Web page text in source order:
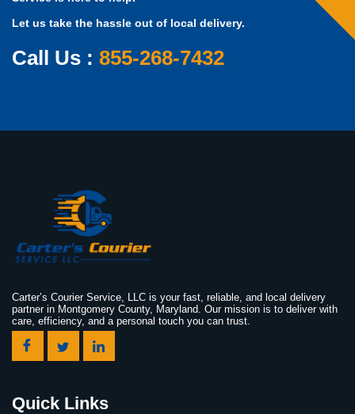
Let us take the hassle out of local delivery.
Call Us : 855-268-7432
Carter’s Courier Service, LLC is your fast, reliable, and local delivery
partner in Montgomery County, Maryland. Our mission is to deliver with
care, efficiency, and a personal touch you can trust.
Quick Links